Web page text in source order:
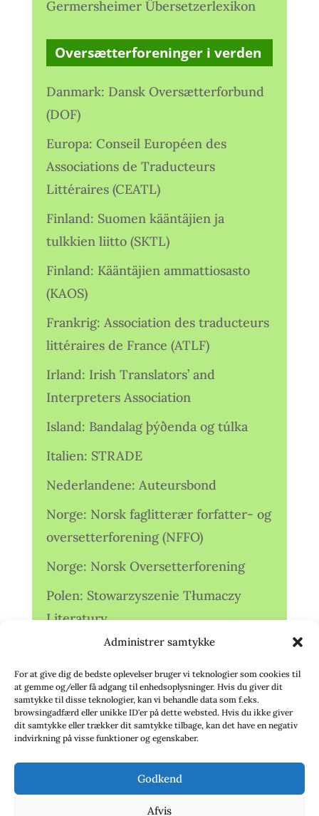
Administrer samtykke
For at give dig de bedste oplevelser bruger vi teknologier som cookies til
at gemme og/eller få adgang til enhedsoplysninger. Hvis du giver dit
samtykke til disse teknologier, kan vi behandle data som f.eks.
browsingadfærd eller unikke ID'er på dette websted. Hvis du ikke giver
dit samtykke eller trækker dit samtykke tilbage, kan det have en negativ
indvirkning på visse funktioner og egenskaber.
Godkend
Afvis
Germersheimer Übersetzerlexikon
Oversætterforeninger i verden
Danmark: Dansk Oversætterforbund
(DOF)
Europa: Conseil Européen des
Associations de Traducteurs
Littéraires (CEATL)
Finland: Suomen kääntäjien ja
tulkkien liitto (SKTL)
Finland: Kääntäjien ammattiosasto
(KAOS)
Frankrig: Association des traducteurs
littéraires de France (ATLF)
Irland: Irish Translators’ and
Interpreters Association
Island: Bandalag þýðenda og túlka
Italien: STRADE
Nederlandene: Auteursbond
Norge: Norsk faglitterær forfatter- og
oversetterforening (NFFO)
Norge: Norsk Oversetterforening
Polen: Stowarzyszenie Tłumaczy
Literatury
Storbritannien: Translators
Association (TA)
Sverige: Översättarsektionen (Ö.)
Sverige: Översättarcentrum (ÖC)
deutschsprachiger Übersetzer (VdÜ)